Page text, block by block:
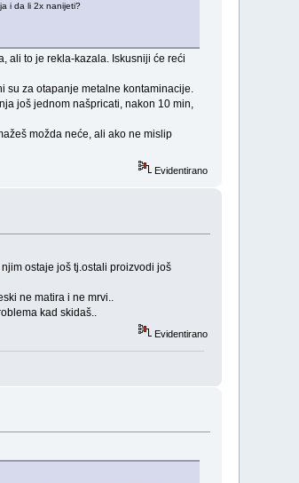
i da li 2x nanijeti?
ali to je rekla-kazala. Iskusniji će reći
su za otapanje metalne kontaminacije.
još jednom našpricati, nakon 10 min,
možda neće, ali ako ne mislip
Evidentirano
ostaje još tj.ostali proizvodi još
ne matira i ne mrvi..
kad skidaš..
Evidentirano